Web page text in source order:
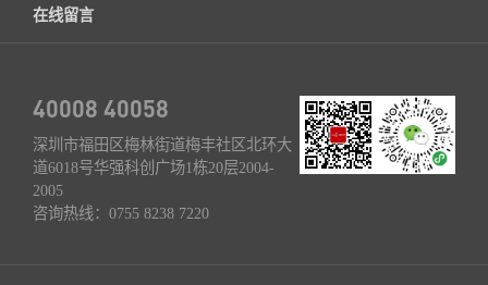
在线留言
40008 40058
深圳市福田区梅林街道梅丰社区北环大
道6018号华强科创广场1栋20层2004-
2005
咨询热线： 0755 8238 7220